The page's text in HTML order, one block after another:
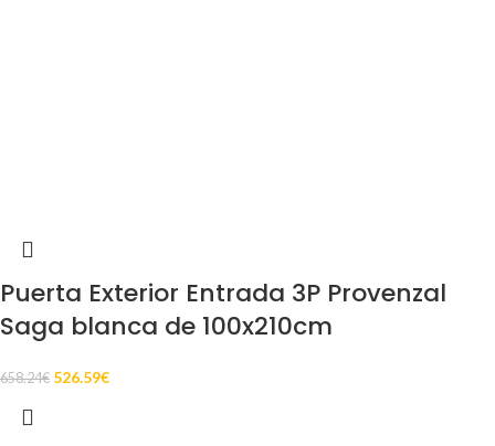
Puerta Exterior Entrada 3P Provenzal
Saga blanca de 100x210cm
658.24€ 526.59€